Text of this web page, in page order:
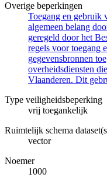
Overige beperkingen
Toegang en gebruik
algemeen belang
geregeld door het
regels voor toegang
gegevensbronnen
overheidsdiensten
Vlaanderen. Dit
Type veiligheidsbeperking
vrij toegankelijk
Ruimtelijk schema
vector
Noemer
1000